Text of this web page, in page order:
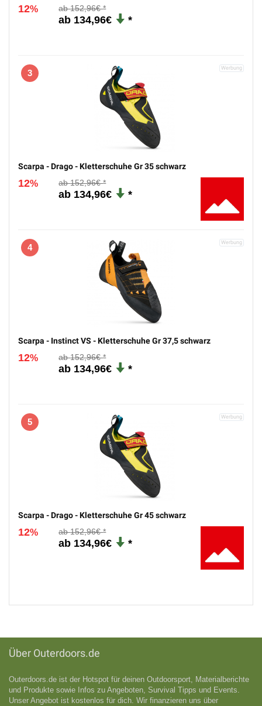
12% 152,96€
134,96€
3
Scarpa - Drago - Kletterschuhe Gr 35 schwarz
12% 152,96€
134,96€
4
Scarpa - Instinct VS - Kletterschuhe Gr 37,5 schwarz
12% 152,96€
134,96€
5
Scarpa - Drago - Kletterschuhe Gr 45 schwarz
12% 152,96€
134,96€
Über Outerdoors.de
Outerdoors.de ist der Hotspot für deinen Outdoorsport, Materialberichte
und Produkte sowie Infos zu Angeboten, Survival Tipps und Events.
Unser Angebot ist kostenlos für dich. Wir finanzieren uns über